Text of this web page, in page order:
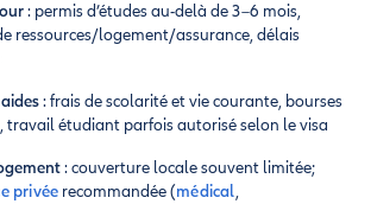
: permis d’études au-delà de 3–6 mois,
ressources/logement/assurance, délais
: frais de scolarité et vie courante, bourses
travail étudiant parfois autorisé selon le visa
: couverture locale souvent limitée;
privée recommandée (médical,